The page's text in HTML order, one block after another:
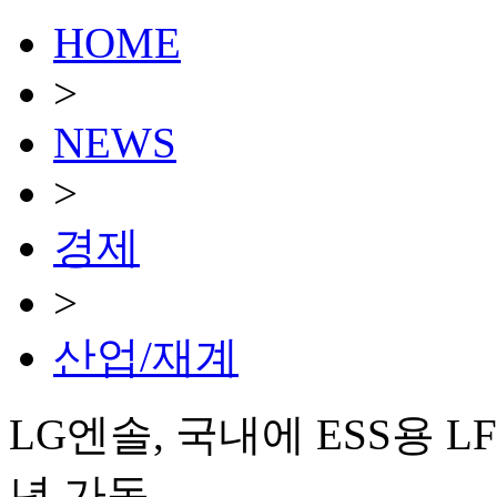
HOME
>
NEWS
>
경제
>
산업/재계
LG엔솔, 국내에 ESS용